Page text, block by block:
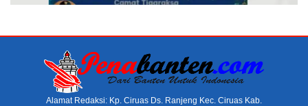
Alamat Redaksi: Kp. Ciruas Ds. Ranjeng Kec. Ciruas Kab.